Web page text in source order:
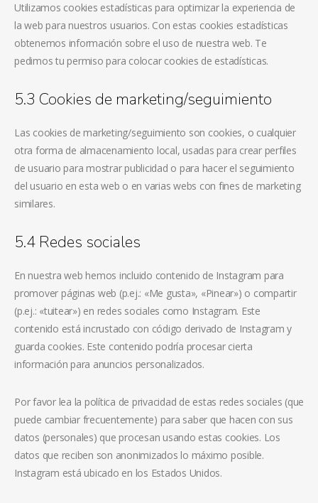
Utilizamos cookies estadísticas para optimizar la experiencia de
la web para nuestros usuarios. Con estas cookies estadísticas
obtenemos información sobre el uso de nuestra web. Te
pedimos tu permiso para colocar cookies de estadísticas.
5.3 Cookies de marketing/seguimiento
Las cookies de marketing/seguimiento son cookies, o cualquier
otra forma de almacenamiento local, usadas para crear perfiles
de usuario para mostrar publicidad o para hacer el seguimiento
del usuario en esta web o en varias webs con fines de marketing
similares.
5.4 Redes sociales
En nuestra web hemos incluido contenido de Instagram para
promover páginas web (p.ej.: «Me gusta», «Pinear») o compartir
(p.ej.: «tuitear») en redes sociales como Instagram. Este
contenido está incrustado con código derivado de Instagram y
guarda cookies. Este contenido podría procesar cierta
información para anuncios personalizados.
Por favor lea la política de privacidad de estas redes sociales (que
puede cambiar frecuentemente) para saber que hacen con sus
datos (personales) que procesan usando estas cookies. Los
datos que reciben son anonimizados lo máximo posible.
Instagram está ubicado en los Estados Unidos.